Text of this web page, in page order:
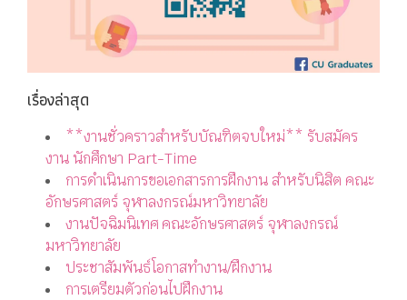
เรื่องล่าสุด
**งานชั่วคราวสำหรับบัณฑิตจบใหม่** รับสมัคร
งาน นักศึกษา Part-Time
การดำเนินการขอเอกสารการฝึกงาน สำหรับนิสิต คณะ
อักษรศาสตร์ จุฬาลงกรณ์มหาวิทยาลัย
งานปัจฉิมนิเทศ คณะอักษรศาสตร์ จุฬาลงกรณ์
มหาวิทยาลัย
ประชาสัมพันธ์โอกาสทำงาน/ฝึกงาน
การเตรียมตัวก่อนไปฝึกงาน